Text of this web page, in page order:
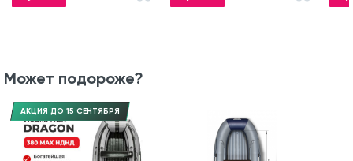
Может подороже?
АКЦИЯ ДО 15 СЕНТЯБРЯ